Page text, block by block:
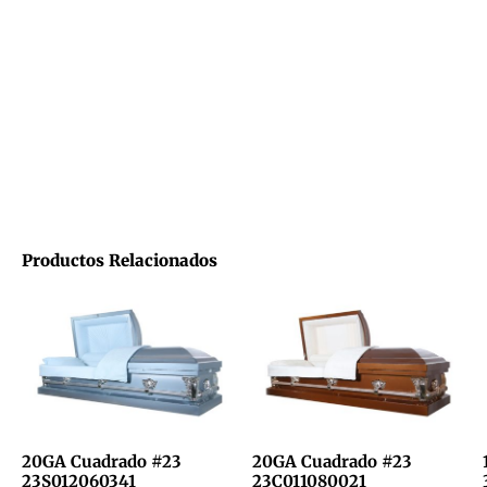
Productos Relacionados
20GA Cuadrado #23
23S012060341
20GA Cuadrado #23
23C011080021